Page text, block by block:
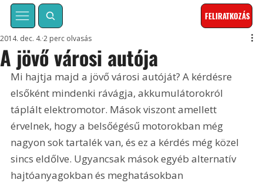
FELIRATKOZÁS
A jövő városi autója
2014. dec. 4. 2 perc olvasás
Mi hajtja majd a jövő városi autóját? A kérdésre
elsőként mindenki rávágja, akkumulátorokról
táplált elektromotor. Mások viszont amellett
érvelnek, hogy a belsőégésű motorokban még
nagyon sok tartalék van, és ez a kérdés még közel
sincs eldőlve. Ugyancsak mások egyéb alternatív
hajtóanyagokban és meghatásokban